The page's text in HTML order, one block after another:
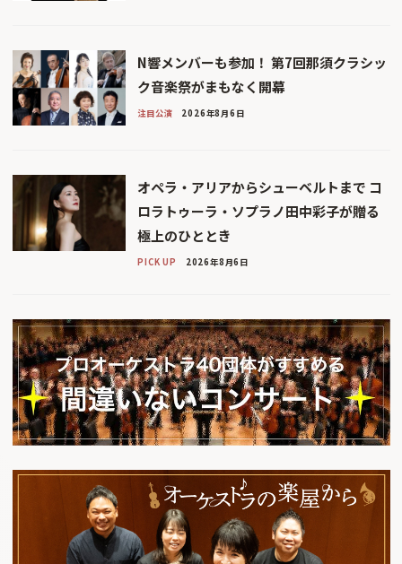
N響メンバーも参加！ 第7回那須クラシッ
ク音楽祭がまもなく開幕
注目公演 2026年8月6日
オペラ・アリアからシューベルトまで コ
ロラトゥーラ・ソプラノ田中彩子が贈る
極上のひととき
PICK UP 2026年8月6日